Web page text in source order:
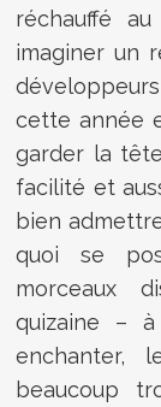
réchauffé
imaginer un
cette année
garder la
facilité et
bien
quoi se
morceaux
quizaine –
enchanter,
beaucoup